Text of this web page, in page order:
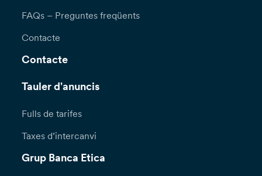
FAQs – Preguntes freqüents
Contacte
Contacte
Tauler d'anuncis
Fulls de tarifes
Taxes d’intercanvi
Grup Banca Etica